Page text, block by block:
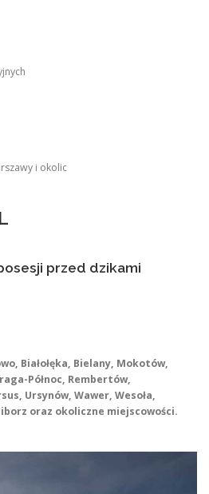
i okolic
przed dzikami
Białołęka, Bielany, Mokotów,
Północ, Rembertów,
Ursynów, Wawer, Wesoła,
oraz okoliczne miejscowości.